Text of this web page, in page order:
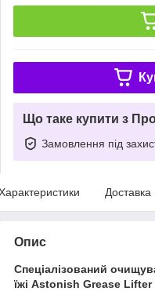
Що таке купити з
Замовлення під
Доставка
Опис
Спеціалізований
їжі Astonish Grease Lifter